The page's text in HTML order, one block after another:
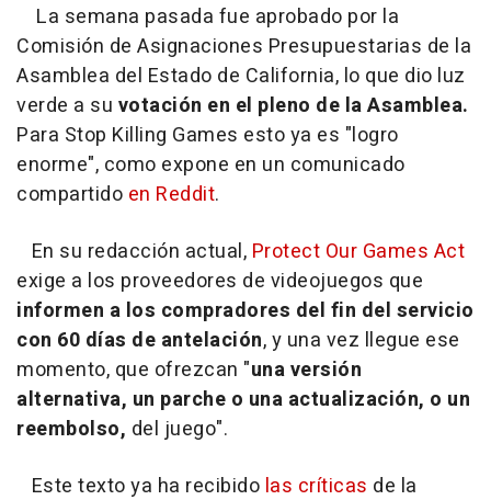
La semana pasada fue aprobado por la
Comisión de Asignaciones Presupuestarias de la
Asamblea del Estado de California, lo que dio luz
verde a su votación en el pleno de la Asamblea.
Para Stop Killing Games esto ya es "logro
enorme", como expone en un comunicado
compartido en Reddit.
En su redacción actual, Protect Our Games Act
exige a los proveedores de videojuegos que
informen a los compradores del fin del servicio
con 60 días de antelación, y una vez llegue ese
momento, que ofrezcan "una versión
alternativa, un parche o una actualización, o un
reembolso, del juego".
Este texto ya ha recibido las críticas de la